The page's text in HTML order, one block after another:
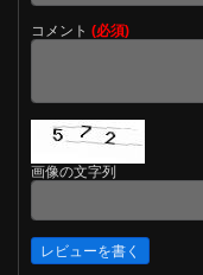
コメント (必須)
画像の文字列